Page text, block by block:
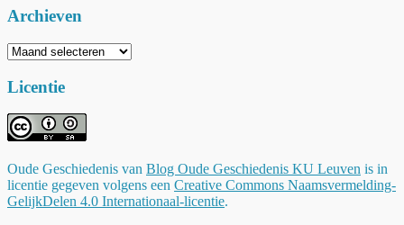
Archieven
Archieven
Licentie
Oude Geschiedenis van Blog Oude Geschiedenis KU Leuven is in
licentie gegeven volgens een Creative Commons Naamsvermelding-
GelijkDelen 4.0 Internationaal-licentie.